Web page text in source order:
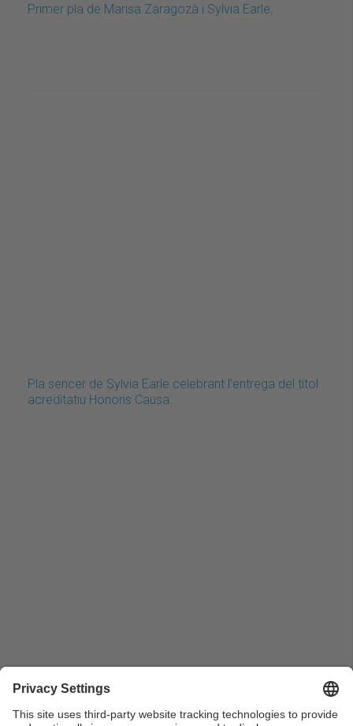
Primer pla de Marisa Zaragozà i Sylvia Earle.
Pla sencer de Sylvia Earle celebrant l'entrega del títol
acreditatiu Honoris Causa.